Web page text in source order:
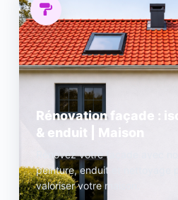
Rénovation façade :
& enduit | Maison
Rénovez votre façade avec
peinture, enduit et nettoyage
valoriser votre maison.